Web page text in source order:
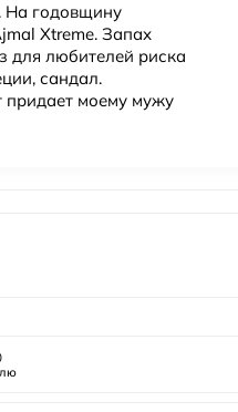
На годовщину
Xtreme. Запах
для любителей риска
сандал.
придает моему мужу